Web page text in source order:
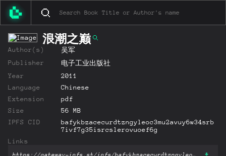
浪潮之巅
Author(s)
吴军
Publisher
电子工业出版社
Year
2011
Language
Chinese
Extension
pdf
Size
56 MB
IPFS CID
bafykbzacecurdtzngyleoc3mu2avuy6w34srb
7ivf7g35isrcslerovuoef6g
Links